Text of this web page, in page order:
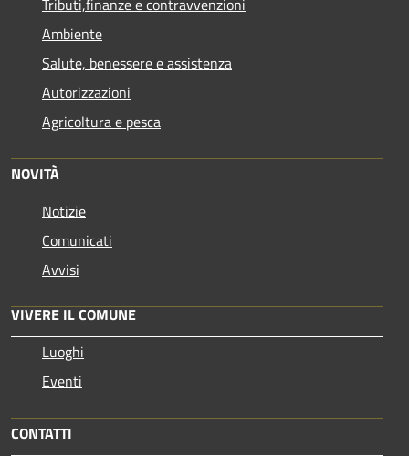
Ambiente
Salute, benessere e assistenza
Autorizzazioni
Agricoltura e pesca
NOVITÀ
Notizie
Comunicati
Avvisi
VIVERE IL COMUNE
Luoghi
Eventi
CONTATTI